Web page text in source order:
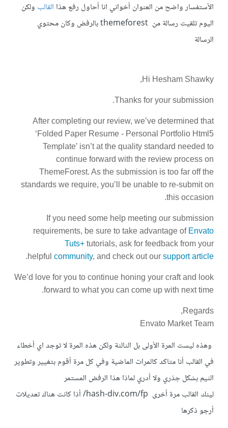
الأستفسار واضح من العنوان أخواني انا أحاول رفع هذا القالبولكن
اليوم تلقيت رسالة من themeforest بالرفض وكان محتوي
الرسالة
Hi Hesham Shawky,
Thanks for your submission.
After completing our review, we’ve determined that
‘Folded Paper Resume - Personal Portfolio Html5
Template’ isn’t at the quality standard needed to
continue forward with the review process on
ThemeForest. As the submission is too far off the
standards we require, you’ll be unable to re-submit on
this occasion.
If you need some help meeting our submission
requirements, be sure to take advantage of Envato
Tuts+ tutorials, ask for feedback from your
helpful
community , and check out our support article
.
We’d love for you to continue honing your craft and look
forward to what you can come up with next time.
Regards,
Envato Market Team
وهذه ليست المرة الأولى بل الثالثة ولكن هذه المرة لا توجد اي أخطاء
في القالب أنا متاكد كالمرات الماضية وفي كل مرة أقوم بتغيير وتطوير
الثيم بشكل جذري ولا أدري لماذا هذا الرفض المستمر
لينك القالب مرة أخرى hash-div.com/fp/ أذا كانت هناك تعديلات
أرجو ذكرها